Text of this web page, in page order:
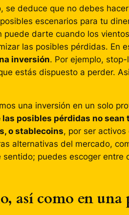
se deduce que no debes
escenarios para tu
darte cuando los
las posibles pérdidas. En
inversión. Por ejemplo,
estás dispuesto a perder.
una inversión en un solo
posibles pérdidas no sean
o stablecoins, por ser
alternativas del mercado,
puedes escoger entre
así como en una